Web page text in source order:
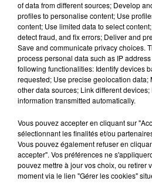
7 août 2026
Madonna sort
Sensation »
7 août 2026
dansant de
of data from different sources; Develop
profiles to personalise content; Use
content; Use limited data to select
detect fraud, and fix errors; Deliver and
Save and communicate privacy choices.
process personal data such as IP
following functionalities: Identify devices
requested; Use precise geolocation data;
other data sources; Link different
information transmitted automatically.
Vous pouvez accepter en cliquant sur
sélectionnant les finalités et/ou
Vous pouvez également refuser en
accepter". Vos préférences ne
pouvez mettre à jour vos choix, ou retirer
moment via le lien "Gérer les cookies"